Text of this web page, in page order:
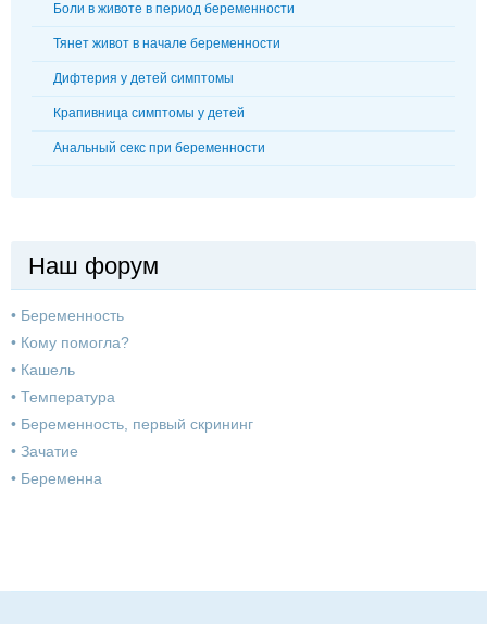
Боли в животе в период беременности
Тянет живот в начале беременности
Дифтерия у детей симптомы
Крапивница симптомы у детей
Анальный секс при беременности
Наш форум
• Беременность
• Кому помогла?
• Кашель
• Температура
• Беременность, первый скрининг
• Зачатие
• Беременна